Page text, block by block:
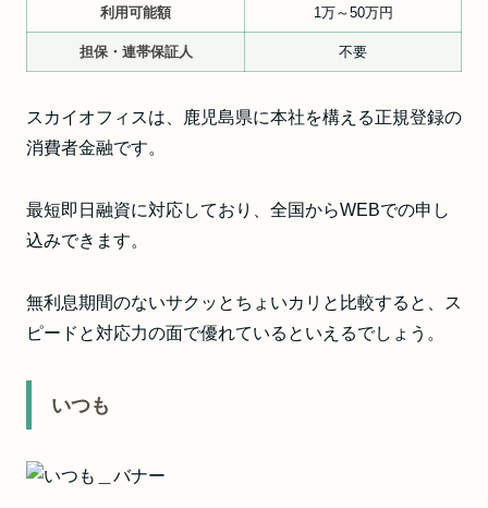
利用可能額 1万～50万円
担保・連帯保証人 不要
スカイオフィスは、鹿児島県に本社を構える正規登録の
消費者金融です。
最短即日融資に対応しており、全国からWEBでの申し
込みできます。
無利息期間のないサクッとちょいカリと比較すると、ス
ピードと対応力の面で優れているといえるでしょう。
いつも